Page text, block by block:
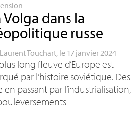
Volga dans la
russe
Laurent Touchart, le 17 janvier 2024
long fleuve d’Europe est
par l’histoire soviétique. Des
en passant par l’industrialisation,